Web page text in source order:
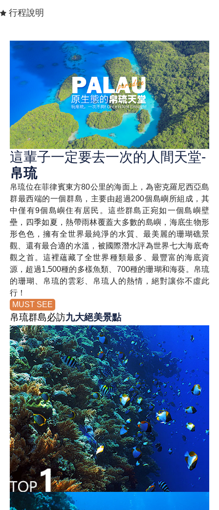
行程說明
這輩子一定要去一次的人間天堂-
帛琉
帛琉位在菲律賓東方80公里的海面上，為密克羅尼西亞島
群最西端的一個群島，主要由超過200個島嶼所組成，其
中僅有9個島嶼住有居民。這些群島正宛如一個島嶼壁
壘，四季如夏，熱帶雨林覆蓋大多數的島嶼，海底生物形
形色色，擁有全世界最純淨的水質、最美麗的珊瑚礁景
觀、還有最合適的水溫，被國際潛水評為世界七大海底奇
觀之首。這裡蘊藏了全世界種類最多、最豐富的海底資
源，超過1,500種的多樣魚類、700種的珊瑚和海葵。帛琉
的珊瑚、帛琉的雲彩、帛琉人的熱情，絕對讓你不虛此
行！
MUST SEE
帛琉群島必訪九大絕美景點